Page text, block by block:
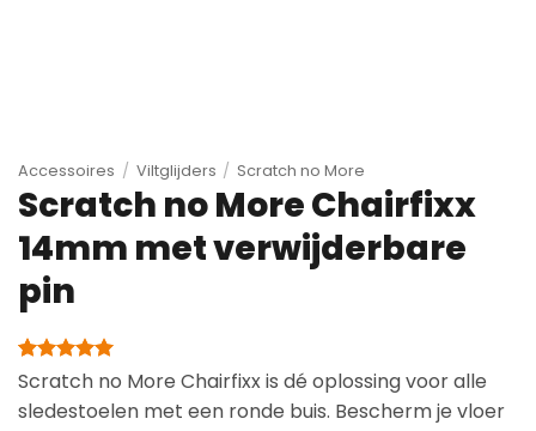
Accessoires / Viltglijders / Scratch no More
Scratch no More Chairfixx
14mm met verwijderbare
pin
Gewaardeerd
gebaseerd
1
Scratch no More Chairfixx is dé oplossing voor alle
sledestoelen met een ronde buis. Bescherm je vloer